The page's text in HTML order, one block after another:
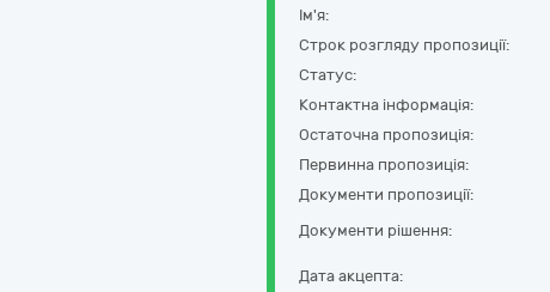
Ім'я:
Строк розгляду пропозиції:
Статус:
Контактна інформація:
Остаточна пропозиція:
Первинна пропозиція:
Документи пропозиції:
Документи рішення:
Дата акцепта: